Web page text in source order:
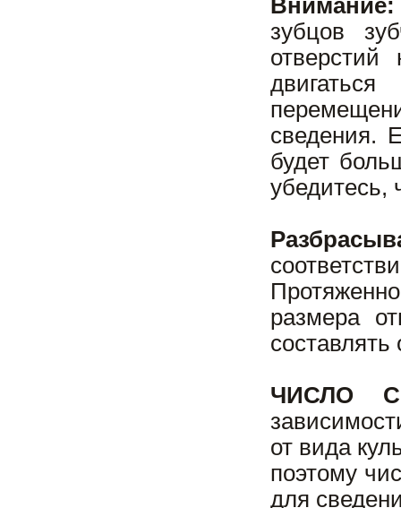
Внимание:
зубцов
сведения.
будет
убедитесь,
размера
ЧИСЛО
от вида
поэтому
для